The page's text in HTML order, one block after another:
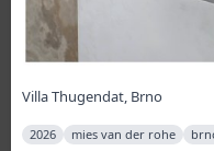
Villa Thugendat, Brno
2026 mies van der rohe